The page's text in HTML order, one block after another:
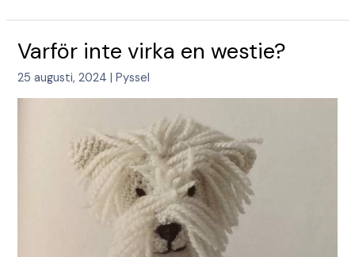
Varför inte virka en westie?
25 augusti, 2024|Pyssel
Varför
inte
virka
en